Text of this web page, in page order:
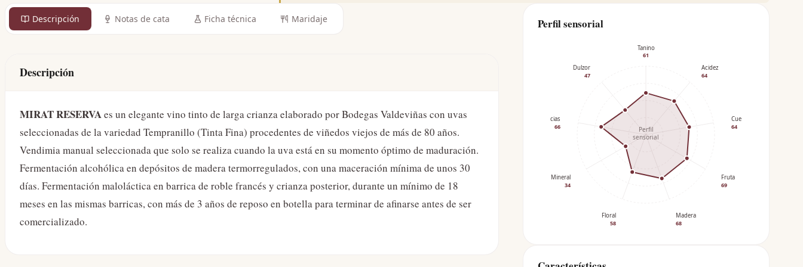
Descripción Notas de cata Ficha técnica Maridaje
Descripción
MIRAT RESERVAes un elegante vino tinto de larga crianza elaborado por Bodegas Valdeviñas con uvas
seleccionadas de la variedad Tempranillo (Tinta Fina) procedentes de viñedos viejos de más de 80 años.
Vendimia manual seleccionada que solo se realiza cuando la uva está en su momento óptimo de maduración.
Fermentación alcohólica en depósitos de madera termorregulados, con una maceración mínima de unos 30
días. Fermentación maloláctica en barrica de roble francés y crianza posterior, durante un mínimo de 18
meses en las mismas barricas, con más de 3 años de reposo en botella para terminar de afinarse antes de ser
comercializado.
Perfil sensorial
Tanino
61
Acidez
64
Cuerpo
64
Fruta
69
Madera
68
Floral
58
Mineral
34
Especias
66
Dulzor
47
Perfil
sensorial